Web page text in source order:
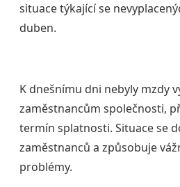
situace týkající se
duben.
K dnešnímu dni nebyly mzdy
zaměstnancům společnosti,
termín splatnosti. Situace se
zaměstnanců a způsobuje
problémy.